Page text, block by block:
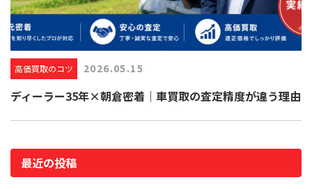
高価買取のコツ 2026.05.15
ディーラー35年×朝倉密着｜車買取の査定精度が違う理由
最近の投稿